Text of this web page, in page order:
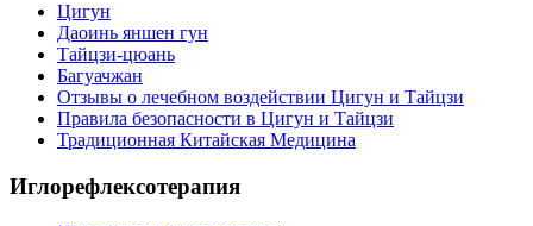
Цигун
Даоинь яншен гун
Тайцзи-цюань
Багуачжан
Отзывы о лечебном воздействии Цигун и Тайцзи
Правила безопасности в Цигун и Тайцзи
Традиционная Китайская Медицина
Иглорефлексотерапия